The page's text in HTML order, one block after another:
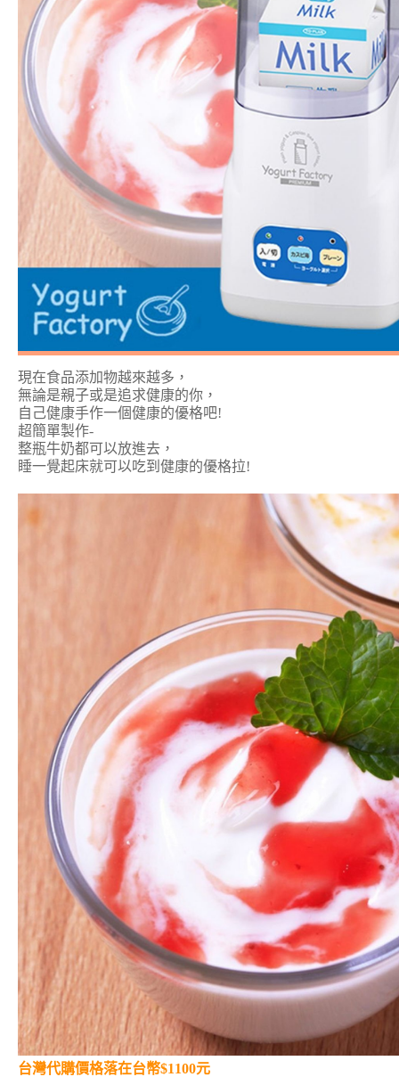
現在食品添加物越來越多，
無論是親子或是追求健康的你，
自己健康手作一個健康的優格吧!
超簡單製作-
整瓶牛奶都可以放進去，
睡一覺起床就可以吃到健康的優格拉!
台灣代購價格落在台幣$1100元